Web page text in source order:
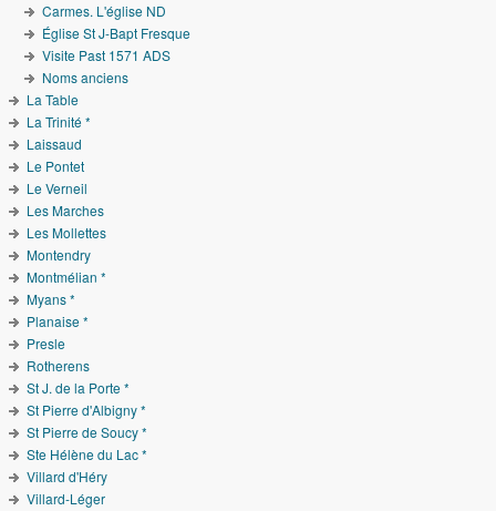
Carmes. L'église ND
Église St J-Bapt Fresque
Visite Past 1571 ADS
Noms anciens
La Table
La Trinité *
Laissaud
Le Pontet
Le Verneil
Les Marches
Les Mollettes
Montendry
Montmélian *
Myans *
Planaise *
Presle
Rotherens
St J. de la Porte *
St Pierre d'Albigny *
St Pierre de Soucy *
Ste Hélène du Lac *
Villard d'Héry
Villard-Léger